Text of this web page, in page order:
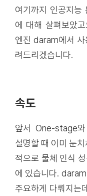
여기까지 인공지능
에 대해 살펴보았
엔진 daram에서
려드리겠습니다.
속도
앞서 One-stage
설명할 때 이미 눈
적으로 물체 인식
에 있습니다.
주요하게 다뤄지는